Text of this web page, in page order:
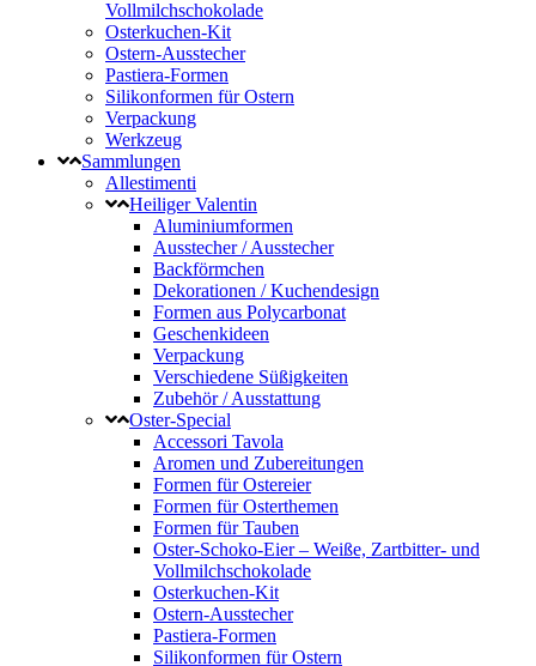
Vollmilchschokolade
Osterkuchen-Kit
Ostern-Ausstecher
Pastiera-Formen
Silikonformen für Ostern
Verpackung
Werkzeug
Sammlungen
Allestimenti
Heiliger Valentin
Aluminiumformen
Ausstecher / Ausstecher
Backförmchen
Dekorationen / Kuchendesign
Formen aus Polycarbonat
Geschenkideen
Verpackung
Verschiedene Süßigkeiten
Zubehör / Ausstattung
Oster-Special
Accessori Tavola
Aromen und Zubereitungen
Formen für Ostereier
Formen für Osterthemen
Formen für Tauben
Oster-Schoko-Eier – Weiße, Zartbitter- und
Vollmilchschokolade
Osterkuchen-Kit
Ostern-Ausstecher
Pastiera-Formen
Silikonformen für Ostern